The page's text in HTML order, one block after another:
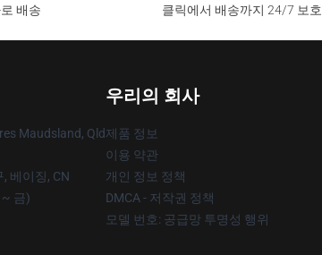
배송
클릭에서 배송까지 24/7 보호
Maudsland, Qld
베이징, CN
~ 금)
우리의 회사
제품 정보
이용 약관
개인 정보 정책
DMCA - 저작권 정책
모델 번호: 공급망 투명성 행위